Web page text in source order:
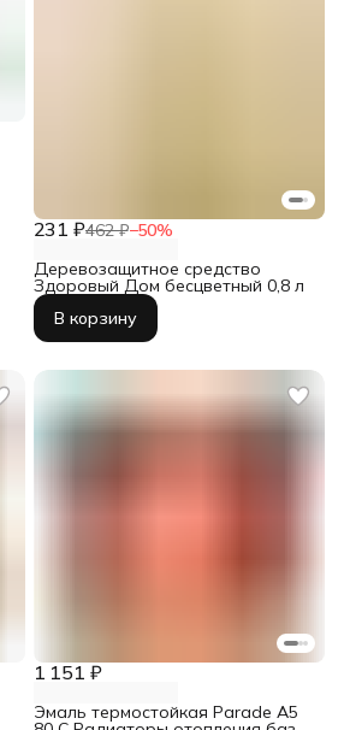
231 ₽462 ₽−50%
Деревозащитное средство
Здоровый Дом бесцветный 0,8 л
В корзину
1 151 ₽
Эмаль термостойкая Parade A5